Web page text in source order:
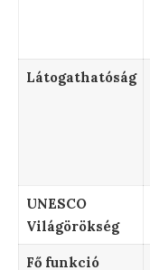
Látogathatóság
UNESCO
Világörökség
Fő funkció